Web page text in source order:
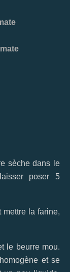
sèche dans le
poser 5
la farine,
le beurre mou.
et se